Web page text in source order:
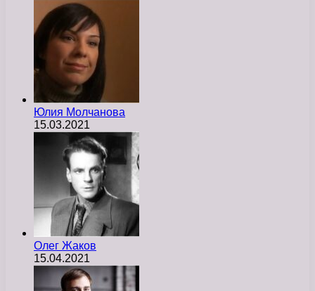
Юлия Молчанова
15.03.2021
Олег Жаков
15.04.2021